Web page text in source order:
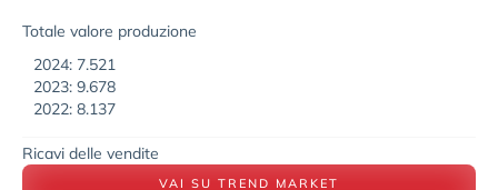
Totale valore produzione
2024: 7.521
2023: 9.678
2022: 8.137
Ricavi delle vendite
VAI SU TREND MARKET